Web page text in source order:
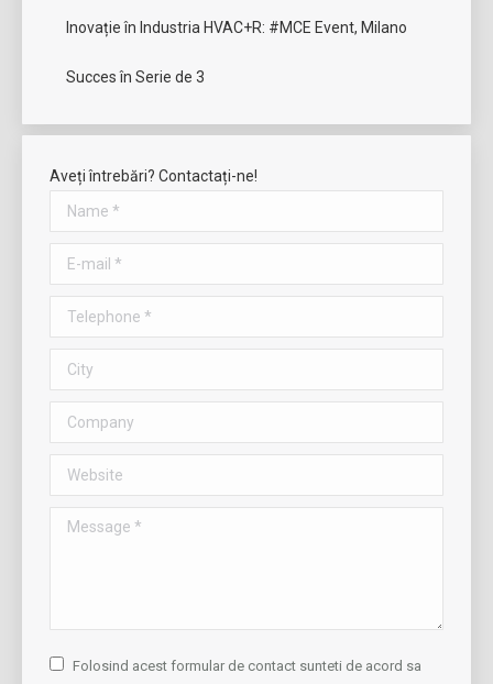
Inovație în Industria HVAC+R: #MCE Event, Milano
Succes în Serie de 3
Aveți întrebări? Contactați-ne!
Name *
E-mail *
Telephone *
City
Company
Website
Message *
Folosind acest formular de contact sunteti de acord sa